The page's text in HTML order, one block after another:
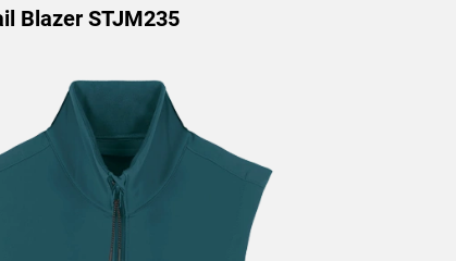
Blazer STJM235
Motiv wählen
Foto hochladen